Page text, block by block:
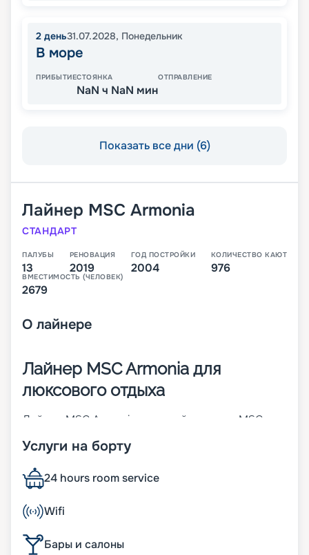
2 день31.07.2028, Понедельник
В море
ПРИБЫТИЕСТОЯНКА
NaN ч NaN мин
ОТПРАВЛЕНИЕ
Показать все дни (6)
Лайнер MSC Armonia
СТАНДАРТ
ПАЛУБЫ
13
РЕНОВАЦИЯ
2019
ГОД ПОСТРОЙКИ
2004
КОЛИЧЕСТВО КАЮТ
976
ВМЕСТИМОСТЬ (ЧЕЛОВЕК)
2679
О лайнере
Лайнер MSC Armonia для
люксового отдыха
Лайнер MSC Armonia – первый в классе MSC
2014-м проведена его значительная
отличается высокими показателями комфорта.
Его основные параметры:
• ширина – 29 м;
• длина – 251 м;
• количество палуб – 13;
Услуги на борту
24 hours room service
Wifi
Бары и салоны